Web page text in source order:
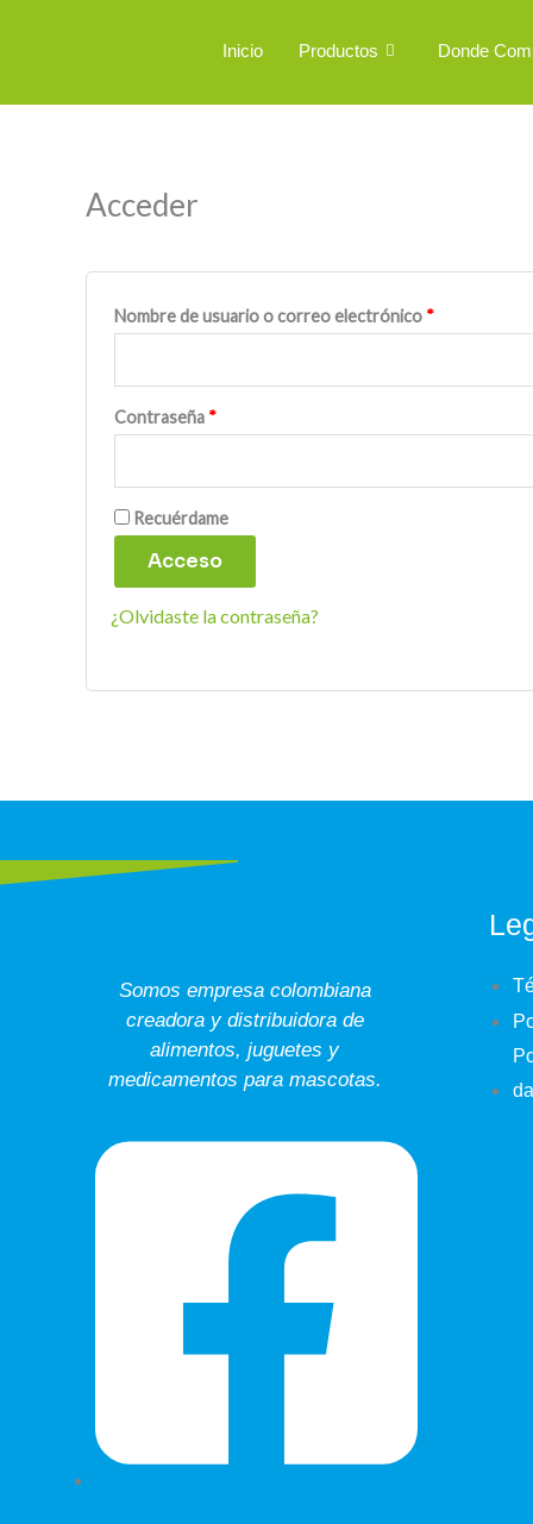
Inicio Productos Donde
Acceder
Nombre de usuario o correo electrónico *
Contraseña *
Recuérdame
Acceso
¿Olvidaste la contraseña?
Somos empresa colombiana
creadora y distribuidora de
alimentos, juguetes y
medicamentos para mascotas.